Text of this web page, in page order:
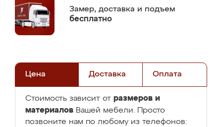
Замер, доставка и подъем
бесплатно
Цена Доставка Оплата
Стоимость зависит от размеров и
материалов Вашей мебели. Просто
позвоните нам по любому из телефонов: